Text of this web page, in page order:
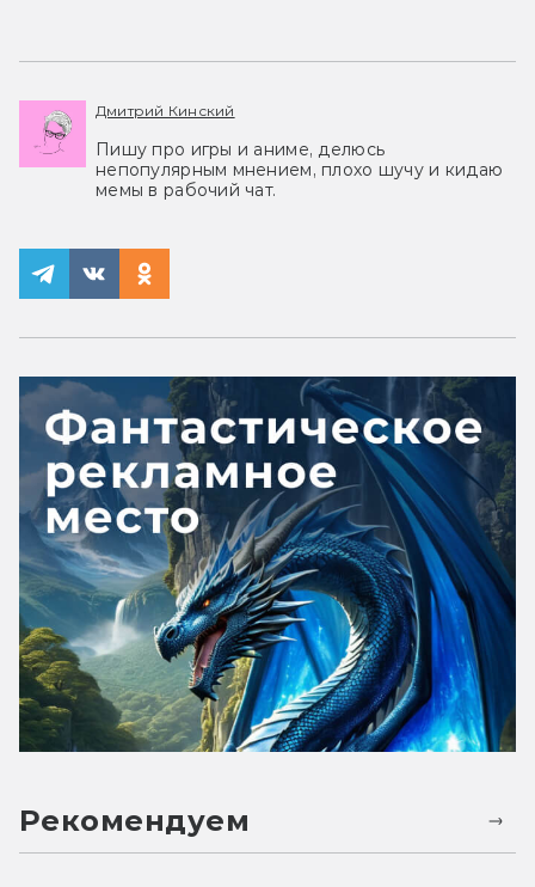
Дмитрий Кинский
Пишу про игры и аниме, делюсь
непопулярным мнением, плохо шучу и кидаю
мемы в рабочий чат.
Рекомендуем